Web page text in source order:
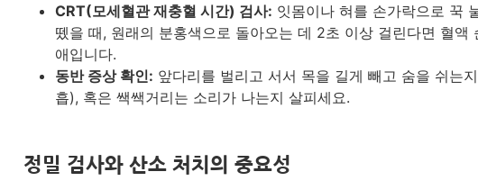
CRT(모세혈관 재충혈 시간) 검사: 잇몸이나 혀를 손가락으로 꾹
뗐을 때, 원래의 분홍색으로 돌아오는 데 2초 이상 걸린다면 혈액
애입니다.
동반 증상 확인: 앞다리를 벌리고 서서 목을 길게 빼고 숨을 쉬는
흡), 혹은 쌕쌕거리는 소리가 나는지 살피세요.
정밀 검사와 산소 처치의 중요성